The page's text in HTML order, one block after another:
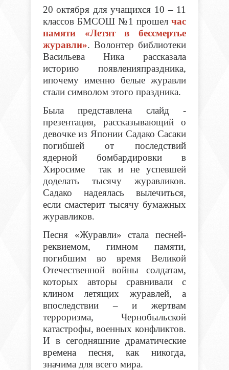
20 октября для учащихся 10 – 11
классов БМСОШ №1 прошелчас
памяти «Летят в бессмертье
журавли». Волонтер библиотеки
Васильева Ника рассказала
историю появленияпраздника,
ипочему именно белые журавли
стали символом этого праздника.
Была представлена слайд -
презентация, рассказывающий о
девочке из Японии Садако Сасаки
погибшей от последствий
ядерной бомбардировки в
Хиросиме так и не успевшей
доделать тысячу журавликов.
Садако надеялась вылечиться,
если смастерит тысячу бумажных
журавликов.
Песня «Журавли» стала песней-
реквиемом, гимном памяти,
погибшим во время Великой
Отечественной войны солдатам,
которых авторы сравнивали с
клином летящих журавлей, а
впоследствии – и жертвам
терроризма, Чернобыльской
катастрофы, военных конфликтов.
И в сегодняшние драматические
времена песня, как никогда,
значима для всего мира.